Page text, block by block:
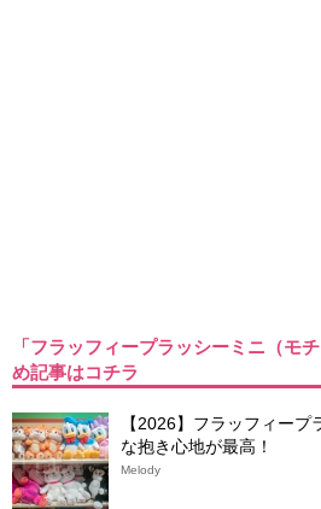
「フラッフィープラッシーミニ（モ
め記事はコチラ
【2026】フラッフィー
な抱き心地が最高！
Melody